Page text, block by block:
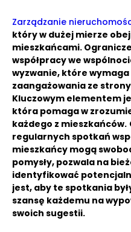
Zarządzanie
który w dużej mierze
mieszkańcami.
współpracy we
wyzwanie, które
zaangażowania ze
Kluczowym elementem
która pomaga w
każdego z mieszkańców.
regularnych spotkań
mieszkańcy mogą
pomysły, pozwala na
identyfikować
jest, aby te spotkania
szansę każdemu na
swoich sugestii.